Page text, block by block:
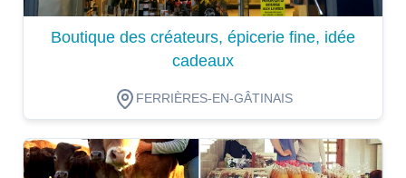
Boutique des créateurs, épicerie fine, idée
cadeaux
FERRIÈRES-EN-GÂTINAIS
Dégustation